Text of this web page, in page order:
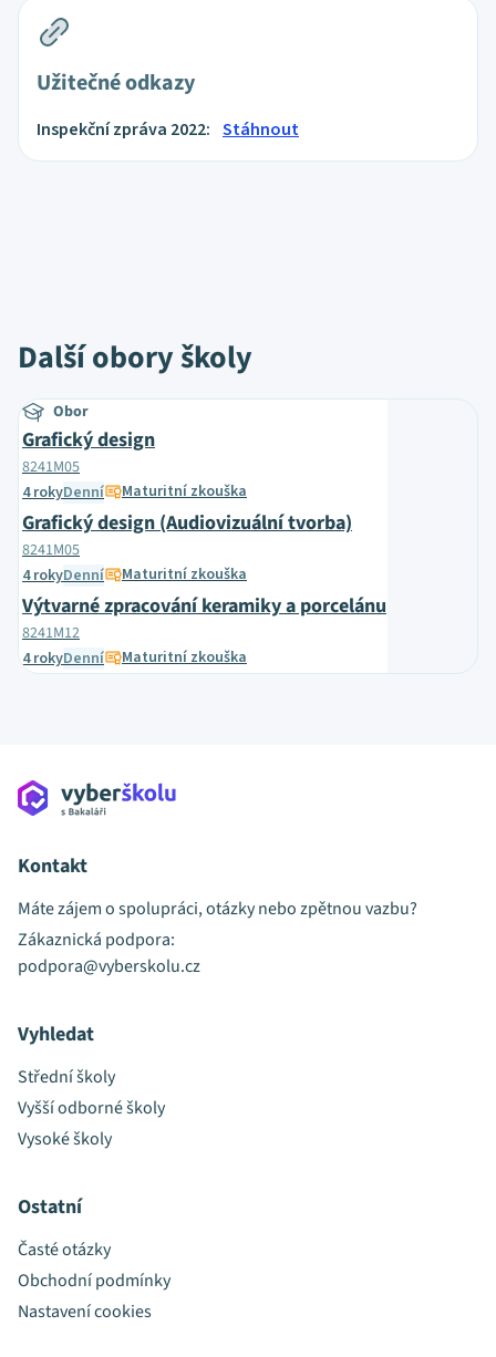
Užitečné odkazy
Inspekční zpráva 2022: Stáhnout
Další obory školy
Obor
Grafický design
8241M05
4 rokyDenní Maturitní zkouška
Grafický design (Audiovizuální tvorba)
8241M05
4 rokyDenní Maturitní zkouška
Výtvarné zpracování keramiky a porcelánu
8241M12
4 rokyDenní Maturitní zkouška
Kontakt
Máte zájem o spolupráci, otázky nebo zpětnou vazbu?
Zákaznická podpora:
podpora@vyberskolu.cz
Vyhledat
Střední školy
Vyšší odborné školy
Vysoké školy
Ostatní
Časté otázky
Obchodní podmínky
Nastavení cookies